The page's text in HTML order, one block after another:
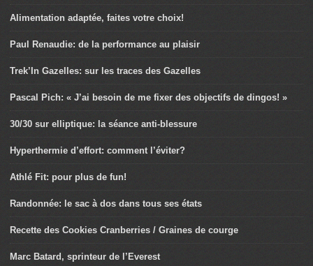
Alimentation adaptée, faites votre choix!
Paul Renaudie: de la performance au plaisir
Trek’In Gazelles: sur les traces des Gazelles
Pascal Pich: « J’ai besoin de me fixer des objectifs de dingos! »
30/30 sur elliptique: la séance anti-blessure
Hyperthermie d’effort: comment l’éviter?
Athlé Fit: pour plus de fun!
Randonnée: le sac à dos dans tous ses états
Recette des Cookies Cranberries / Graines de courge
Marc Batard, sprinteur de l’Everest